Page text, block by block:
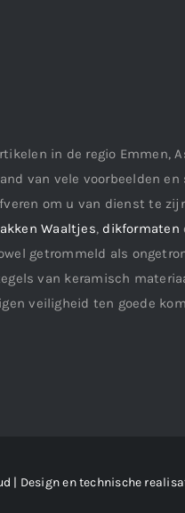
in de regio Emmen,
van vele voorbeelden
om u van dienst te
Waaltjes, dikformaten
getrommeld als
van keramisch
veiligheid ten goede
| Design en technische